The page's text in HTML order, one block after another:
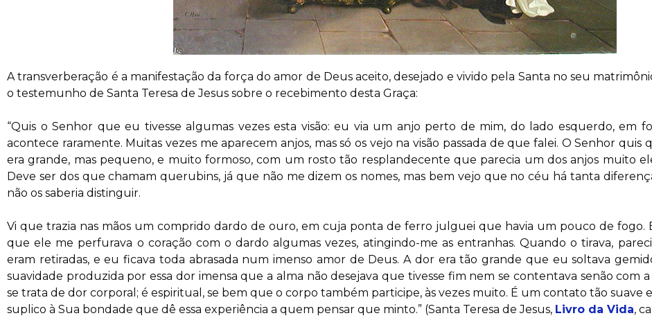
A transverberação é a manifestação da força do amor de Deus aceito, desejado e vivido pela Santa no seu
o testemunho de Santa Teresa de Jesus sobre o recebimento desta Graça:
“Quis o Senhor que eu tivesse algumas vezes esta visão: eu via um anjo perto de mim, do lado esquerdo, em
acontece raramente. Muitas vezes me aparecem anjos, mas só os vejo na visão passada de que falei. O Senhor quis
era grande, mas pequeno, e muito formoso, com um rosto tão resplandecente que parecia um dos anjos muito
Deve ser dos que chamam querubins, já que não me dizem os nomes, mas bem vejo que no céu há tanta
não os saberia distinguir.
Vi que trazia nas mãos um comprido dardo de ouro, em cuja ponta de ferro julguei que havia um pouco de fogo.
que ele me perfurava o coração com o dardo algumas vezes, atingindo-me as entranhas. Quando o tirava,
eram retiradas, e eu ficava toda abrasada num imenso amor de Deus. A dor era tão grande que eu soltava
suavidade produzida por essa dor imensa que a alma não desejava que tivesse fim nem se contentava senão com
se trata de dor corporal; é espiritual, se bem que o corpo também participe, às vezes muito. É um contato tão suave
suplico à Sua bondade que dê essa experiência a quem pensar que minto.” (Santa Teresa de Jesus, Livro da Vida,